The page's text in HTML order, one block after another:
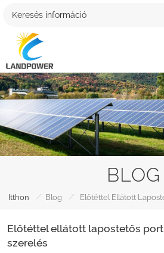
BLOG
Itthon / Blog /
Előtéttel ellátott lapostetős
szerelés